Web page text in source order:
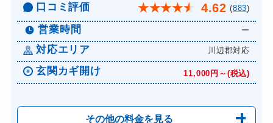
口コミ評価 ★★★★★ 4.62 (883)
営業時間 ー
対応エリア 川辺郡対応
玄関カギ開け 11,000円～(税込)
その他の料金を見る